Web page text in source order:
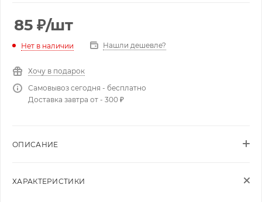
85 ₽/шт
Нет в наличии Нашли дешевле?
Хочу в подарок
Самовывоз сегодня - бесплатно
Доставка завтра от - 300 ₽
ОПИСАНИЕ
ХАРАКТЕРИСТИКИ